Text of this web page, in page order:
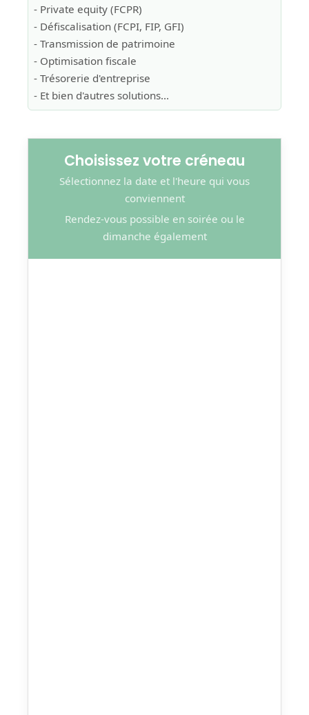
- Private equity (FCPR)
- Défiscalisation (FCPI, FIP, GFI)
- Transmission de patrimoine
- Optimisation fiscale
- Trésorerie d'entreprise
- Et bien d'autres solutions...
Choisissez votre créneau
Sélectionnez la date et l'heure qui vous
conviennent
Rendez-vous possible en soirée ou le
dimanche également